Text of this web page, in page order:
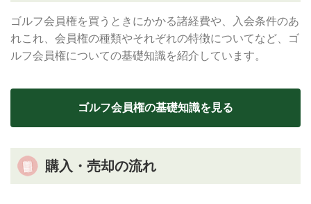
ゴルフ会員権を買うときにかかる諸経費や、入会条件のあ
れこれ、会員権の種類やそれぞれの特徴についてなど、ゴ
ルフ会員権についての基礎知識を紹介しています。
ゴルフ会員権の基礎知識を見る
購入・売却の流れ